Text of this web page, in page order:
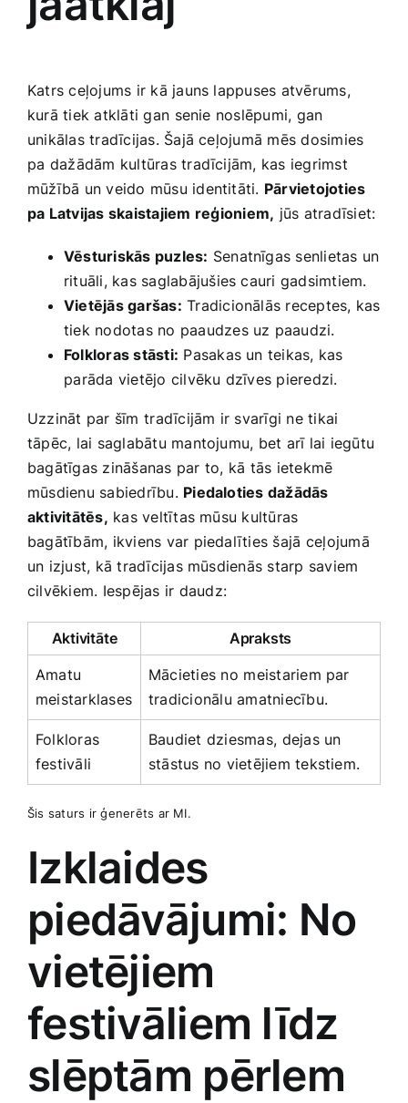
Katrs​ ceļojums ir kā jauns lappuses atvērums,
kurā tiek atklāti gan ⁣senie noslēpumi, gan
unikālas tradīcijas. Šajā ceļojumā mēs dosimies
pa⁤ dažādām kultūras tradīcijām, kas iegrimst
mūžībā un veido mūsu identitāti. Pārvietojoties
pa Latvijas skaistajiem ⁣reģioniem, jūs atradīsiet:
Vēsturiskās puzles: Senatnīgas senlietas un
‍rituāli, kas saglabājušies cauri gadsimtiem.
Vietējās garšas: Tradicionālās receptes, kas
tiek nodotas no paaudzes ​uz paaudzi.
Folkloras stāsti: Pasakas un teikas, kas
⁢parāda vietējo cilvēku dzīves pieredzi.
Uzzināt‌ par šīm⁣ tradīcijām ir svarīgi ne tikai
tāpēc, lai ​saglabātu mantojumu, bet arī lai iegūtu
bagātīgas zināšanas par ⁢to, kā​ tās ietekmē‍
mūsdienu sabiedrību. Piedaloties dažādās
aktivitātēs, kas ‌veltītas mūsu kultūras
bagātībām, ikviens var piedalīties šajā⁢ ceļojumā
un izjust, kā tradīcijas mūsdienās starp saviem ​
cilvēkiem. Iespējas ir⁤ daudz:
Aktivitāte
Apraksts
Amatu
meistarklases
Mācieties no ⁣meistariem par
tradicionālu amatniecību.
Folkloras
festivāli
Baudiet dziesmas,⁣ dejas un
stāstus no vietējiem tekstiem.
Šis saturs ir ģenerēts ar MI.
Izklaides‍
piedāvājumi: No
vietējiem
‌festivāliem līdz
slēptām ‌pērlem